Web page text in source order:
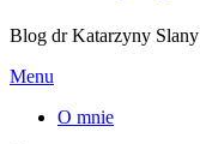
Blog dr Katarzyny Slany
Menu
O mnie